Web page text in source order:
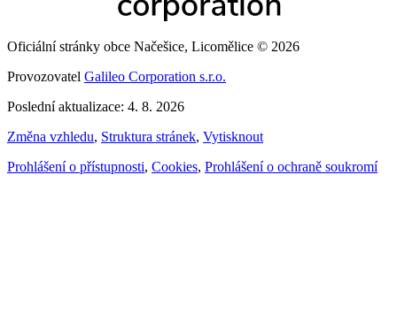
Oficiální stránky obce Načešice, Licomělice © 2026
Provozovatel Galileo Corporation s.r.o.
Poslední aktualizace: 4. 8. 2026
Změna vzhledu, Struktura stránek, Vytisknout
Prohlášení o přístupnosti, Cookies, Prohlášení o ochraně soukromí